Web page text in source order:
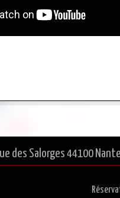
des Salorges 44100